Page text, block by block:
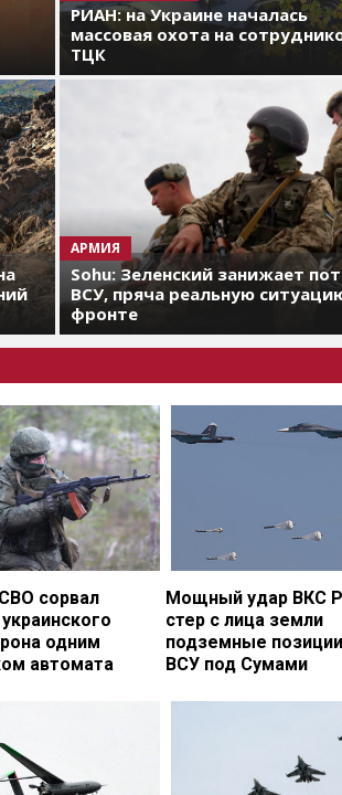
РИАН: на Украине началась
массовая охота на
ТЦК
АРМИЯ
Sohu: Зеленский занижает
ВСУ, пряча реальную
фронте
сорвал
одним
автомата
Мощный удар ВКС
стер с лица земли
подземные позиции
ВСУ под Сумами